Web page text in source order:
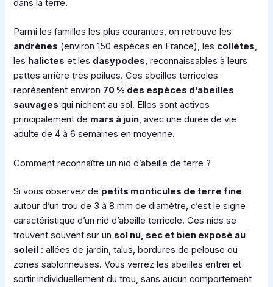
dans la terre.
Parmi les familles les plus courantes, on retrouve les
andrènes (environ 150 espèces en France), les collètes,
les halictes et les dasypodes, reconnaissables à leurs
pattes arrière très poilues. Ces abeilles terricoles
représentent environ 70 % des espèces d’abeilles
sauvages qui nichent au sol. Elles sont actives
principalement de mars à juin, avec une durée de vie
adulte de 4 à 6 semaines en moyenne.
Comment reconnaître un nid d’abeille de terre ?
Si vous observez de petits monticules de terre fine
autour d’un trou de 3 à 8 mm de diamètre, c’est le signe
caractéristique d’un nid d’abeille terricole. Ces nids se
trouvent souvent sur un sol nu, sec et bien exposé au
soleil : allées de jardin, talus, bordures de pelouse ou
zones sablonneuses. Vous verrez les abeilles entrer et
sortir individuellement du trou, sans aucun comportement